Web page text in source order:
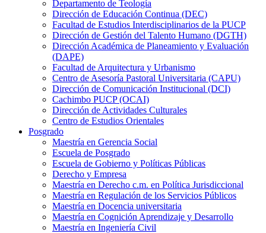
Departamento de Teología
Dirección de Educación Continua (DEC)
Facultad de Estudios Interdisciplinarios de la PUCP
Dirección de Gestión del Talento Humano (DGTH)
Dirección Académica de Planeamiento y Evaluación
(DAPE)
Facultad de Arquitectura y Urbanismo
Centro de Asesoría Pastoral Universitaria (CAPU)
Dirección de Comunicación Institucional (DCI)
Cachimbo PUCP (OCAI)
Dirección de Actividades Culturales
Centro de Estudios Orientales
Posgrado
Maestría en Gerencia Social
Escuela de Posgrado
Escuela de Gobierno y Políticas Públicas
Derecho y Empresa
Maestría en Derecho c.m. en Política Jurisdiccional
Maestría en Regulación de los Servicios Públicos
Maestría en Docencia universitaria
Maestría en Cognición Aprendizaje y Desarrollo
Maestría en Ingeniería Civil